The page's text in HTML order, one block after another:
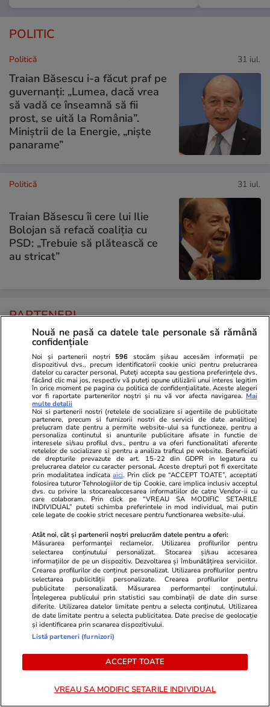
POLITIC
Politică 31 iul.
Traian Băsescu i-a făcut praf pe
guvernanți: „Lumea, dacă vrea
să vadă ce înseamnă să fii
prost, se uită la România”.
Miniștrii de la Energie, „niște
panarame”
Politică 31 iul.
Traian Băsescu îi cere lui Ilie
Bolojan să refacă coaliția cu
PSD: „Trebuie să plătească ce
au stricat”
PARTENERI
ZiaruldeIasi.ro
Motivul interesant pentru care o
elevă din rural cu o medie de top
la Evaluarea Națională a ales un
liceu tehnologic. „Este o
nebuloasă și pentru noi”
Fanatik.ro
Gigi Becali
Cifrele
FCSB 4-1.
echipa lui
ULTIMELE ȘTIRI
Știri Externe
Rusia a atacat din nou Kievul cu rachete
balistice. Cel puțin nouă oameni au murit
Nouă ne pasă ca datele tale personale să rămână
confidențiale
Noi și partenerii noștri 596 stocăm și/sau accesăm informații pe
dispozitivul dvs., precum identificatorii cookie unici pentru prelucrarea
datelor cu caracter personal. Puteți accepta sau gestiona preferințele dvs.
făcând clic mai jos, respectiv vă puteți opune utilizării unui interes legitim
în orice moment pe pagina cu politica de confidențialitate. Aceste alegeri
vor fi raportate partenerilor noștri și nu vă vor afecta navigarea. Mai
multe detalii
Noi si partenerii nostri (retelele de socializare si agentiile de publicitate
partenere, precum si furnizorii nostri de servicii de date analitice)
prelucram date pentru a permite website-ului sa functioneze, pentru a
personaliza continutul si anunturile publicitare afisate in functie de
interesele si/sau profilul dvs., pentru a va oferi functionalitati aferente
retelelor de socializare si pentru a analiza traficul pe website. Beneficiati
de drepturile prevazute de art. 15-22 din GDPR in legatura cu
prelucrarea datelor cu caracter personal. Aceste drepturi pot fi exercitate
prin modalitatea indicataaici. Prin click pe “ACCEPT TOATE”, acceptati
folosirea tuturor Tehnologiilor de tip Cookie, care implica inclusiv acceptul
dvs. cu privire la stocarea/accesarea informatiilor de catre Vendor-ii cu
care colaboram. Prin click pe “VREAU SA MODIFIC SETARILE
INDIVIDUAL” puteti schimba preferintele in mod individual, mai putin
cele legate de cookie strict necesare pentru functionarea website-ului.
Atât noi, cât și partenerii noștri prelucrăm datele pentru a oferi:
Măsurarea performanței reclamelor. Utilizarea profilurilor pentru
selectarea conținutului personalizat. Stocarea și/sau accesarea
informațiilor de pe un dispozitiv. Dezvoltarea și îmbunătățirea serviciilor.
Crearea profilurilor de conținut personalizat. Utilizarea profilurilor pentru
selectarea publicității personalizate. Crearea profilurilor pentru
publicitate personalizată. Măsurarea performanței conținutului.
Înțelegerea publicului prin statistici sau combinații de date din surse
diferite. Utilizarea datelor limitate pentru a selecta conținutul. Utilizarea
de date limitate pentru a selecta publicitatea. Date precise de geolocație
și identificarea prin scanarea dispozitivului.
Listă parteneri (furnizori)
ACCEPT TOATE
VREAU SA MODIFIC SETARILE INDIVIDUAL